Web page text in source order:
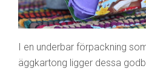
I en underbar förpackning
äggkartong ligger dessa